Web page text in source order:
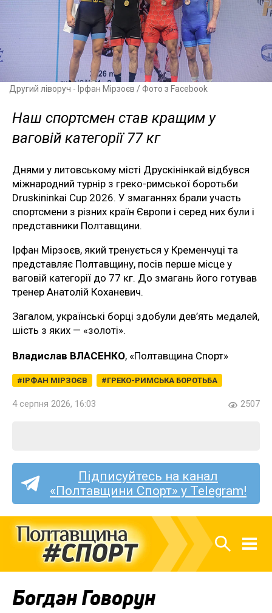
Другий ліворуч - Ірфан Мірзоєв / Фото з Facebook
Наш спортсмен став кращим у
ваговій категорії 77 кг
Днями у литовському місті Друскінінкай відбувся
міжнародний турнір з греко-римської боротьби
Druskininkai Cup 2026. У змаганнях брали участь
спортсмени з різних країн Європи і серед них були і
представники Полтавщини.
Ірфан Мірзоєв, який тренується у Кременчуці та
представляє Полтавщину, посів перше місце у
ваговій категорії до 77 кг. До змагань його готував
тренер Анатолій Коханевич.
Загалом, українські борці здобули дев’ять медалей,
шість з яких — «золоті».
Владислав ВЛАСЕНКО, «Полтавщина Спорт»
ІРФАН МІРЗОЄВ ГРЕКО-РИМСЬКА БОРОТЬБА
4 серпня 2026, 16:03 2507
Підписуйтесь на канал
«Полтавщини Спорт» у Telegram!
Богдан Говорун